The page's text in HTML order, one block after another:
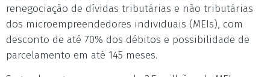
renegociação de dívidas tributárias e não tributárias
dos microempreendedores individuais (MEIs), com
desconto de até 70% dos débitos e possibilidade de
parcelamento em até 145 meses.